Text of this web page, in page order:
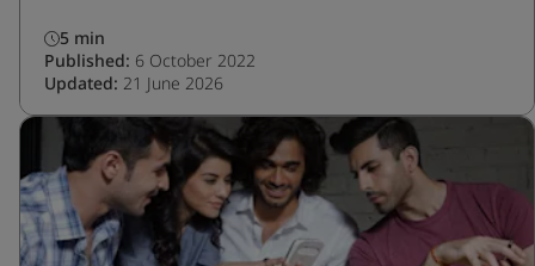
5 min
Published: 6 October 2022
Updated: 21 June 2026